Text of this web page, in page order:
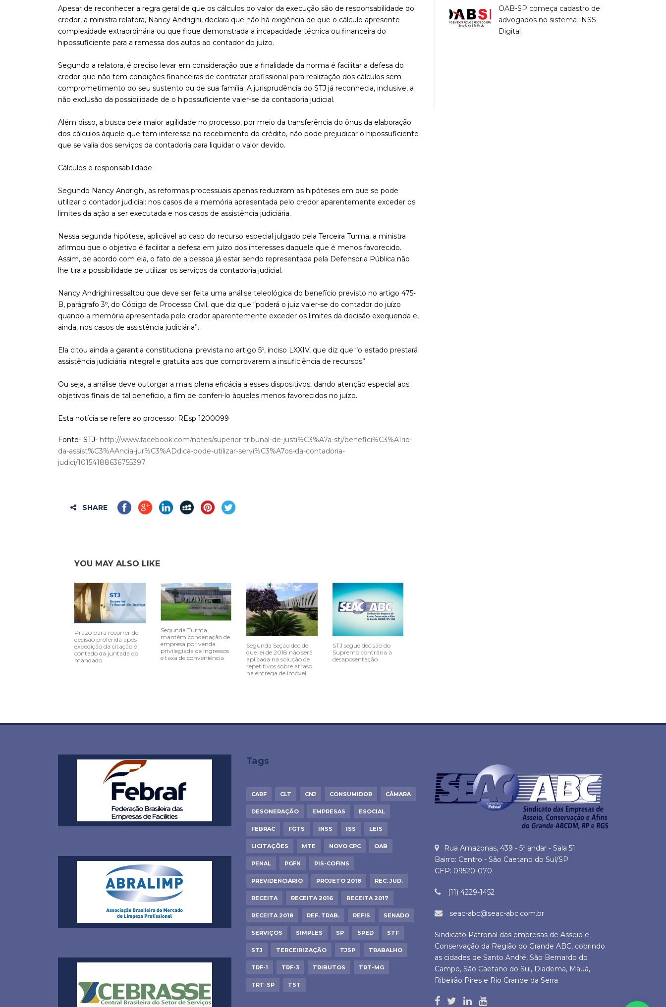
Apesar de reconhecer a regra geral de que os cálculos do valor da execução são de responsabilidade do
credor, a ministra relatora, Nancy Andrighi, declara que não há exigência de que o cálculo apresente
complexidade extraordinária ou que fique demonstrada a incapacidade técnica ou financeira do
hipossuficiente para a remessa dos autos ao contador do juízo.
Segundo a relatora, é preciso levar em consideração que a finalidade da norma é facilitar a defesa do
credor que não tem condições financeiras de contratar profissional para realização dos cálculos sem
comprometimento do seu sustento ou de sua família. A jurisprudência do STJ já reconhecia, inclusive, a
não exclusão da possibilidade de o hipossuficiente valer-se da contadoria judicial.
Além disso, a busca pela maior agilidade no processo, por meio da transferência do ônus da elaboração
dos cálculos àquele que tem interesse no recebimento do crédito, não pode prejudicar o hipossuficiente
que se valia dos serviços da contadoria para liquidar o valor devido.
Cálculos e responsabilidade
Segundo Nancy Andrighi, as reformas processuais apenas reduziram as hipóteses em que se pode
utilizar o contador judicial: nos casos de a memória apresentada pelo credor aparentemente exceder os
limites da ação a ser executada e nos casos de assistência judiciária.
Nessa segunda hipótese, aplicável ao caso do recurso especial julgado pela Terceira Turma, a ministra
afirmou que o objetivo é facilitar a defesa em juízo dos interesses daquele que é menos favorecido.
Assim, de acordo com ela, o fato de a pessoa já estar sendo representada pela Defensoria Pública não
lhe tira a possibilidade de utilizar os serviços da contadoria judicial.
Nancy Andrighi ressaltou que deve ser feita uma análise teleológica do benefício previsto no artigo 475-
B, parágrafo 3º, do Código de Processo Civil, que diz que “poderá o juiz valer-se do contador do juízo
quando a memória apresentada pelo credor aparentemente exceder os limites da decisão exequenda e,
ainda, nos casos de assistência judiciária”.
Ela citou ainda a garantia constitucional prevista no artigo 5º, inciso LXXIV, que diz que “o estado prestará
assistência judiciária integral e gratuita aos que comprovarem a insuficiência de recursos”.
Ou seja, a análise deve outorgar a mais plena eficácia a esses dispositivos, dando atenção especial aos
objetivos finais de tal benefício, a fim de conferi-lo àqueles menos favorecidos no juízo.
Esta notícia se refere ao processo: REsp 1200099
Fonte- STJ- http://www.facebook.com/notes/superior-tribunal-de-justi%C3%A7a-stj/benefici%C3%A1rio-
da-assist%C3%AAncia-jur%C3%ADdica-pode-utilizar-servi%C3%A7os-da-contadoria-
judici/10154188636755397
SHARE
YOU MAY ALSO LIKE
Prazo para recorrer de
decisão proferida após
expedição da citação é
contado da juntada do
mandado
Segunda Turma
mantém condenação de
empresa por venda
privilegiada de ingressos
e taxa de conveniência
Segunda Seção decide
que lei de 2018 não será
aplicada na solução de
repetitivos sobre atraso
na entrega de imóvel
STJ segue decisão do
Supremo contrária à
desaposentação
OAB-SP começa cadastro de
advogados no sistema INSS
Digital
Tags
CARF CLT CNJ CONSUMIDOR CÂMARA
DESONERAÇÃO EMPRESAS ESOCIAL
FEBRAC FGTS INSS ISS LEIS
LICITAÇÕES MTE NOVO CPC OAB
PENAL PGFN PIS-COFINS
PREVIDENCIÁRIO PROJETO 2018 REC. JUD.
RECEITA RECEITA 2016 RECEITA 2017
RECEITA 2018 REF. TRAB. REFIS SENADO
SERVIÇOS SIMPLES SP SPED STF
STJ TERCEIRIZAÇÃO TJSP TRABALHO
TRF-1 TRF-3 TRIBUTOS TRT-MG
TRT-SP TST
Rua Amazonas, 439 - 5º andar - Sala 51
Bairro: Centro - São Caetano do Sul/SP
CEP: 09520-070
(11) 4229-1452
seac-abc@seac-abc.com.br
Sindicato Patronal das empresas de Asseio e
Conservação da Região do Grande ABC, cobrindo
as cidades de Santo André, São Bernardo do
Campo, São Caetano do Sul, Diadema, Mauá,
Ribeirão Pires e Rio Grande da Serra